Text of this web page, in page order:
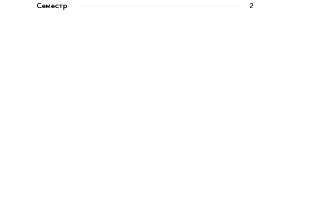
Семестр
2